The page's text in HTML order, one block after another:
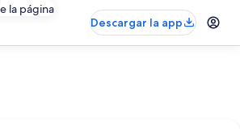
la página
Descargar la app